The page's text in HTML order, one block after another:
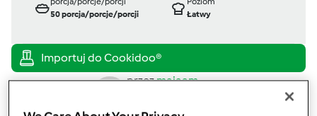
50porcja/porcje/porcji
Łatwy
przezmajaam